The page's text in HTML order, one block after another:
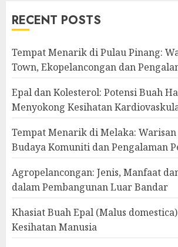
RECENT POSTS
Tempat Menarik di Pulau Pinang:
Town, Ekopelancongan dan
Epal dan Kolesterol: Potensi Buah
Menyokong Kesihatan
Tempat Menarik di Melaka: Warisan
Budaya Komuniti dan Pengalaman
Agropelancongan: Jenis, Manfaat
dalam Pembangunan Luar Bandar
Khasiat Buah Epal (Malus
Kesihatan Manusia